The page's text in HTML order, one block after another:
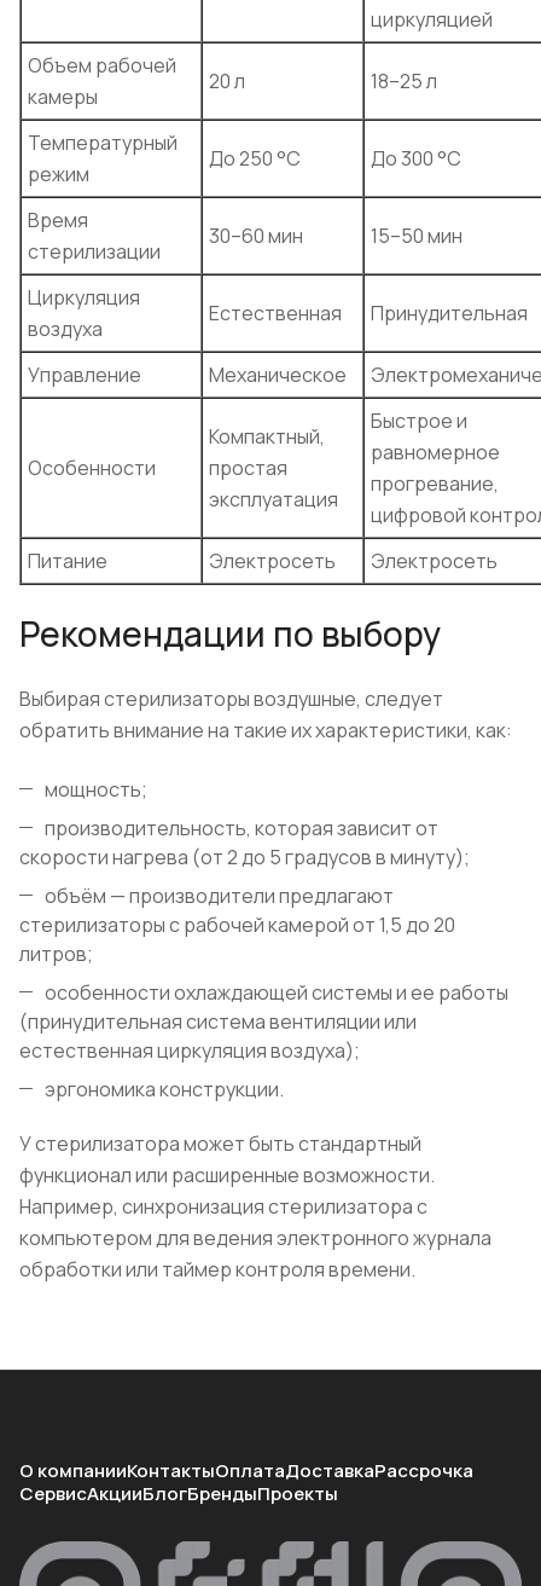
циркуляцией
Объем рабочей
камеры
20 л 18–25 л
Температурный
режим
До 250 °C До 300 °C
Время
стерилизации
30–60 мин 15–50 мин
Циркуляция
воздуха
Естественная Принудительная
Управление Механическое
Особенности
Компактный,
простая
эксплуатация
Быстрое и
равномерное
прогревание,
цифровой
Питание
Электросеть Электросеть
Рекомендации по выбору
Выбирая стерилизаторы воздушные, следует
обратить внимание на такие их характеристики, как:
мощность;
производительность, которая зависит от
скорости нагрева (от 2 до 5 градусов в минуту);
объём — производители предлагают
стерилизаторы с рабочей камерой от 1,5 до 20
литров;
особенности охлаждающей системы и ее работы
(принудительная система вентиляции или
естественная циркуляция воздуха);
эргономика конструкции.
У стерилизатора может быть стандартный
функционал или расширенные возможности.
Например, синхронизация стерилизатора с
компьютером для ведения электронного журнала
обработки или таймер контроля времени.
О компанииКонтактыОплатаДоставкаРассрочка
СервисАкцииБлогБрендыПроекты